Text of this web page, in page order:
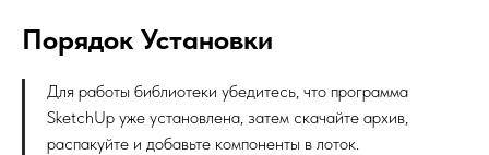
Порядок Установки
Для работы библиотеки убедитесь, что программа
SketchUp уже установлена, затем скачайте архив,
распакуйте и добавьте компоненты в лоток.